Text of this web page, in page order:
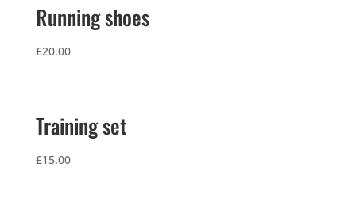
Running shoes
£20.00
Training set
£15.00